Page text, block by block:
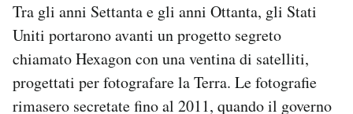
Tra gli anni Settanta e gli anni Ottanta, gli Stati
Uniti portarono avanti un progetto segreto
chiamato Hexagon con una ventina di satelliti,
progettati per fotografare la Terra. Le fotografie
rimasero secretate fino al 2011, quando il governo